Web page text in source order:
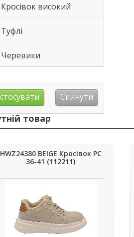
Кросівок високий
Туфлі
Черевики
товар
HWZ24380 BEIGE Кросівок РС
36-41 (112211)